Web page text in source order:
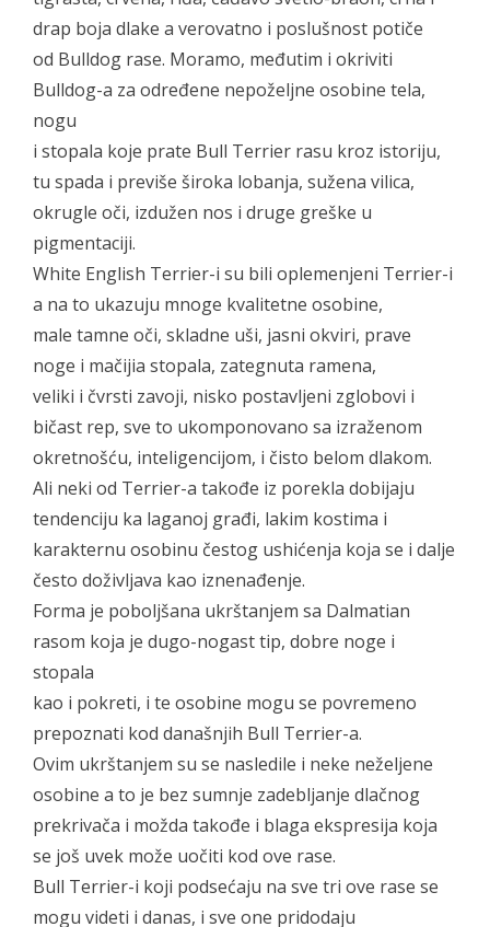
drap boja dlake a verovatno i poslušnost potiče
od Bulldog rase. Moramo, međutim i okriviti
Bulldog-a za određene nepoželjne osobine tela,
nogu
i stopala koje prate Bull Terrier rasu kroz istoriju,
tu spada i previše široka lobanja, sužena vilica,
okrugle oči, izdužen nos i druge greške u
pigmentaciji.
White English Terrier-i su bili oplemenjeni Terrier-i
a na to ukazuju mnoge kvalitetne osobine,
male tamne oči, skladne uši, jasni okviri, prave
noge i mačijia stopala, zategnuta ramena,
veliki i čvrsti zavoji, nisko postavljeni zglobovi i
bičast rep, sve to ukomponovano sa izraženom
okretnošću, inteligencijom, i čisto belom dlakom.
Ali neki od Terrier-a takođe iz porekla dobijaju
tendenciju ka laganoj građi, lakim kostima i
karakternu osobinu čestog ushićenja koja se i dalje
često doživljava kao iznenađenje.
Forma je poboljšana ukrštanjem sa Dalmatian
rasom koja je dugo-nogast tip, dobre noge i
stopala
kao i pokreti, i te osobine mogu se povremeno
prepoznati kod današnjih Bull Terrier-a.
Ovim ukrštanjem su se nasledile i neke neželjene
osobine a to je bez sumnje zadebljanje dlačnog
prekrivača i možda takođe i blaga ekspresija koja
se još uvek može uočiti kod ove rase.
Bull Terrier-i koji podsećaju na sve tri ove rase se
mogu videti i danas, i sve one pridodaju